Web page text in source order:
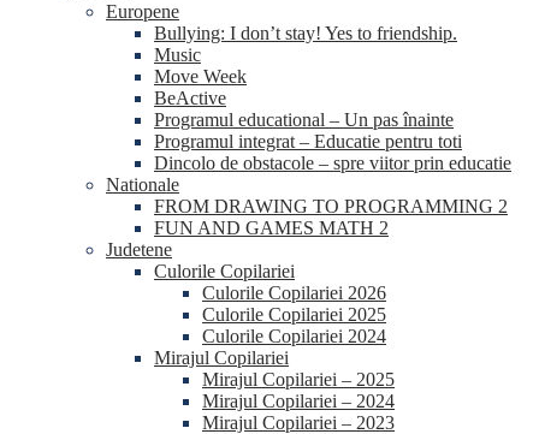
Europene
Bullying: I don’t stay! Yes to friendship.
Music
Move Week
BeActive
Programul educational – Un pas înainte
Programul integrat – Educatie pentru toti
Dincolo de obstacole – spre viitor prin educatie
Nationale
FROM DRAWING TO PROGRAMMING 2
FUN AND GAMES MATH 2
Judetene
Culorile Copilariei
Culorile Copilariei 2026
Culorile Copilariei 2025
Culorile Copilariei 2024
Mirajul Copilariei
Mirajul Copilariei – 2025
Mirajul Copilariei – 2024
Mirajul Copilariei – 2023